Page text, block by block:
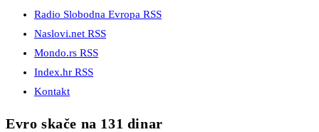
Radio Slobodna Evropa RSS
Naslovi.net RSS
Mondo.rs RSS
Index.hr RSS
Kontakt
Evro skače na 131 dinar